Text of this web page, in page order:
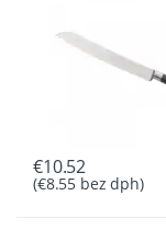
€10.52
(€8.55 bez dph)